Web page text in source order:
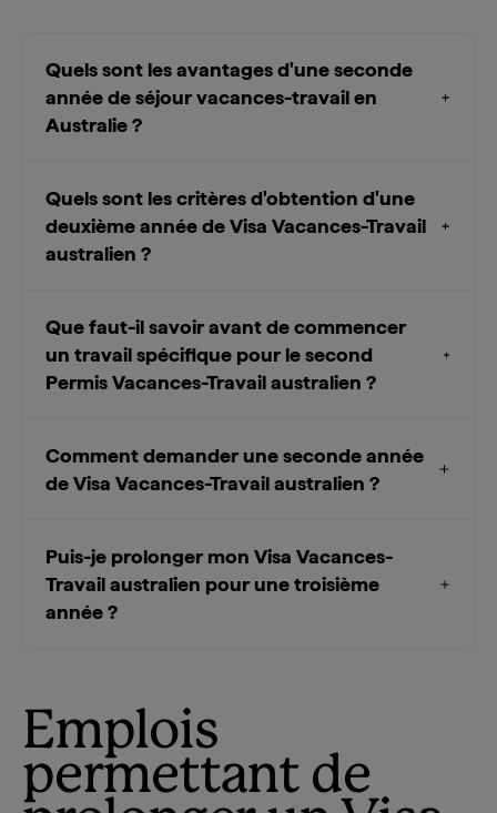
Quels sont les avantages d'une seconde
année de séjour vacances-travail en
Australie ?
Quels sont les critères d'obtention d'une
deuxième année de Visa Vacances-Travail
australien ?
Que faut-il savoir avant de commencer
un travail spécifique pour le second
Permis Vacances-Travail australien ?
Comment demander une seconde année
de Visa Vacances-Travail australien ?
Puis-je prolonger mon Visa Vacances-
Travail australien pour une troisième
année ?
Emplois
permettant de